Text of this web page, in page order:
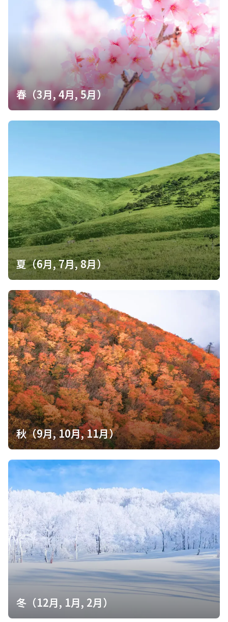
春（3月, 4月, 5月）
夏（6月, 7月, 8月）
秋（9月, 10月, 11月）
冬（12月, 1月, 2月）